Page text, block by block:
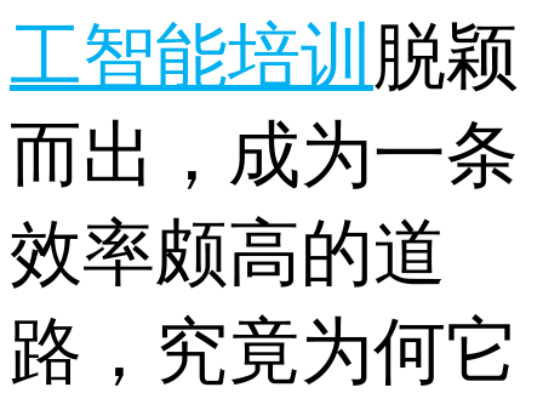
工智能培训 脱颖
而出，成为一条
效率颇高的道
路，究竟为何它